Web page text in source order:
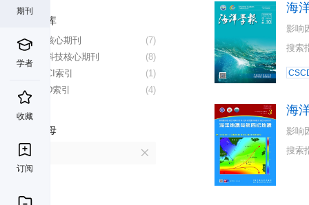
期刊
学者
收藏
订阅
数据库
(7)
北大核心期刊
(8)
中国科技核心期刊
(1)
CSSCI索引
(4)
CSCD索引
首字母
海
影响
搜索
海
影响
搜索